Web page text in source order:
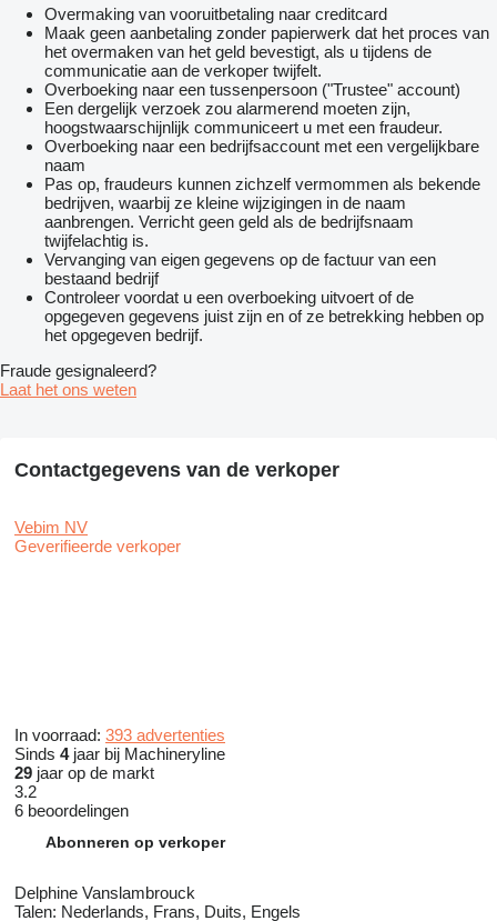
Overmaking van vooruitbetaling naar creditcard
Maak geen aanbetaling zonder papierwerk dat het proces van
het overmaken van het geld bevestigt, als u tijdens de
communicatie aan de verkoper twijfelt.
Overboeking naar een tussenpersoon ("Trustee" account)
Een dergelijk verzoek zou alarmerend moeten zijn,
hoogstwaarschijnlijk communiceert u met een fraudeur.
Overboeking naar een bedrijfsaccount met een vergelijkbare
naam
Pas op, fraudeurs kunnen zichzelf vermommen als bekende
bedrijven, waarbij ze kleine wijzigingen in de naam
aanbrengen. Verricht geen geld als de bedrijfsnaam
twijfelachtig is.
Vervanging van eigen gegevens op de factuur van een
bestaand bedrijf
Controleer voordat u een overboeking uitvoert of de
opgegeven gegevens juist zijn en of ze betrekking hebben op
het opgegeven bedrijf.
Fraude gesignaleerd?
Laat het ons weten
Contactgegevens van de verkoper
Vebim NV
Geverifieerde verkoper
In voorraad: 393 advertenties
Sinds 4jaar bij Machineryline
29 jaar op de markt
3.2
6 beoordelingen
Abonneren op verkoper
Delphine Vanslambrouck
Talen: Nederlands, Frans, Duits, Engels